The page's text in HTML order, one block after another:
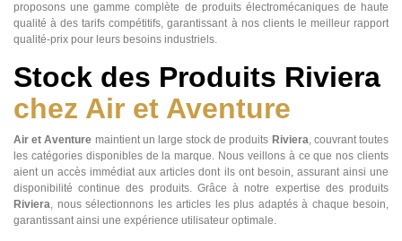
proposons une gamme complète de produits électromécaniques de haute
qualité à des tarifs compétitifs, garantissant à nos clients le meilleur rapport
qualité-prix pour leurs besoins industriels.
Stock des Produits Riviera
chez Air et Aventure
Air et Aventure maintient un large stock de produits Riviera, couvrant toutes
les catégories disponibles de la marque. Nous veillons à ce que nos clients
aient un accès immédiat aux articles dont ils ont besoin, assurant ainsi une
disponibilité continue des produits. Grâce à notre expertise des produits
Riviera, nous sélectionnons les articles les plus adaptés à chaque besoin,
garantissant ainsi une expérience utilisateur optimale.